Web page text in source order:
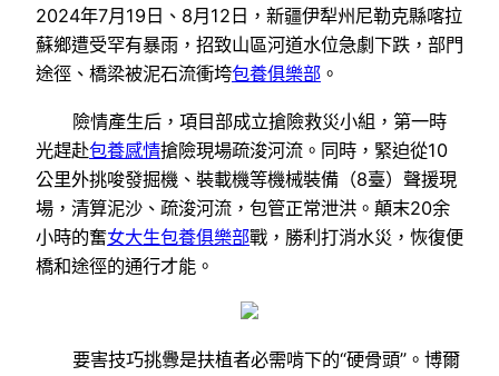
2024年7月19日、8月12日，新疆伊犁州尼勒克縣喀拉
蘇鄉遭受罕有暴雨，招致山區河道水位急劇下跌，部門
途徑、橋梁被泥石流衝垮包養俱樂部 。
險情產生后，項目部成立搶險救災小組，第一時
光趕赴包養感情搶險現場疏浚河流。同時，緊迫從10
公里外挑唆發掘機、裝載機等機械裝備（8臺）聲援現
場，清算泥沙、疏浚河流，包管正常泄洪。顛末20余
小時的奮女大生包養俱樂部戰，勝利打消水災，恢復便
橋和途徑的通行才能。
要害技巧挑釁是扶植者必需啃下的“硬骨頭”。博爾